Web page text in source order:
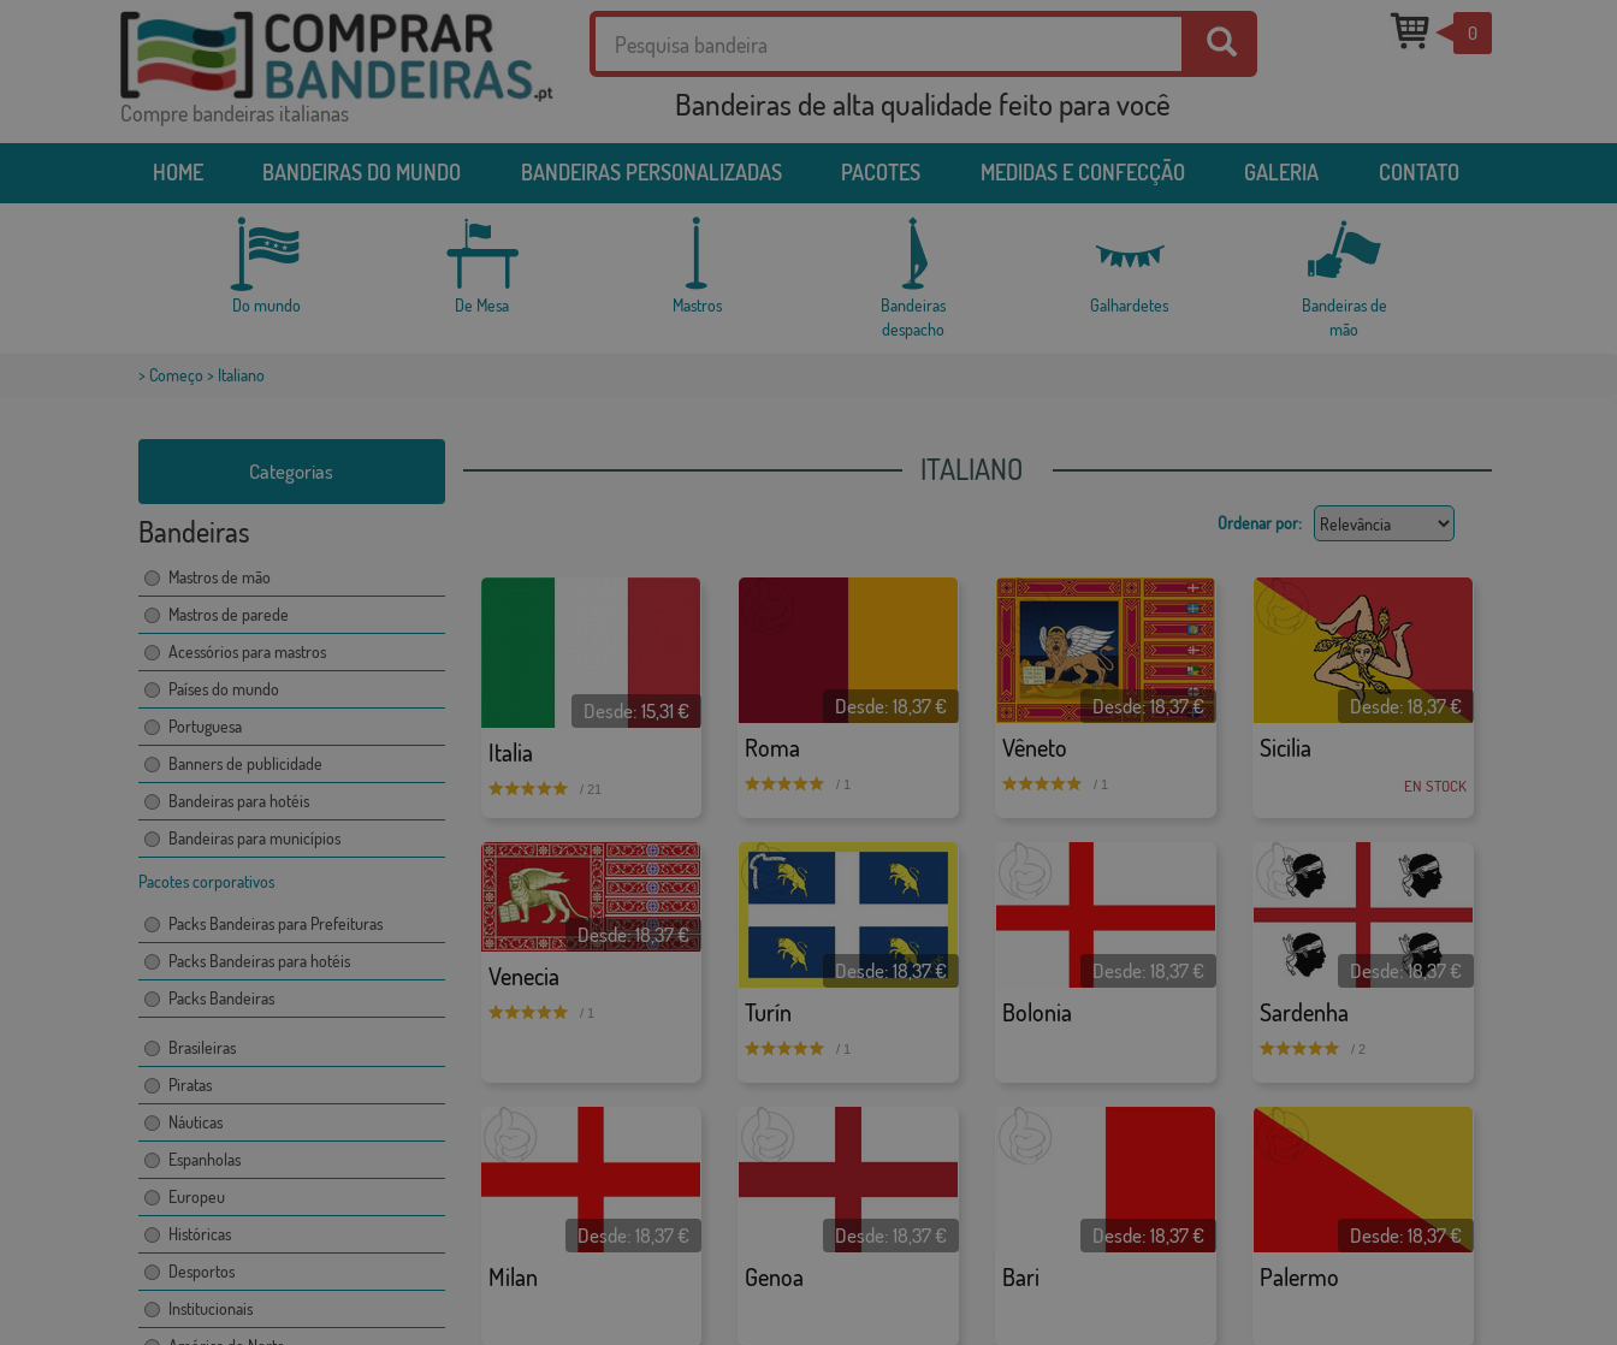
Compre bandeiras italianas Bandeiras de alta qualidade feito para você
0
HOME BANDEIRAS DO MUNDO BANDEIRAS PERSONALIZADAS PACOTES MEDIDAS E CONFECÇÃO GALERIA CONTATO
Do mundo De Mesa Mastros
Bandeiras
despacho
Galhardetes
Bandeiras de
mão
> Começo > Italiano
Categorias
Bandeiras
Mastros de mão
Mastros de parede
Acessórios para mastros
Países do mundo
Portuguesa
Banners de publicidade
Bandeiras para hotéis
Bandeiras para municípios
Pacotes corporativos
Packs Bandeiras para Prefeituras
Packs Bandeiras para hotéis
Packs Bandeiras
Brasileiras
Piratas
Náuticas
Espanholas
Europeu
Históricas
Desportos
Institucionais
ITALIANO
Ordenar por:
Italia
Desde:15,31€
/ 21
Roma
Desde:18,37€
/ 1
Vêneto
Desde:18,37€
/ 1
Sicilia
Desde:18,37€
EN STOCK
Venecia
Desde:18,37€
/ 1 Turín
Desde:18,37€
/ 1
Bolonia
Desde:18,37€
Sardenha
Desde:18,37€
/ 2
Milan
Desde:18,37€
Genoa
Desde:18,37€
Bari
Desde:18,37€
Palermo
Desde:18,37€